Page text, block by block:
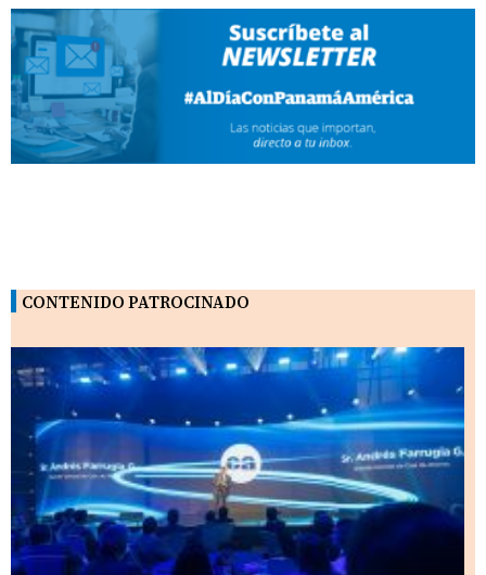
CONTENIDO PATROCINADO